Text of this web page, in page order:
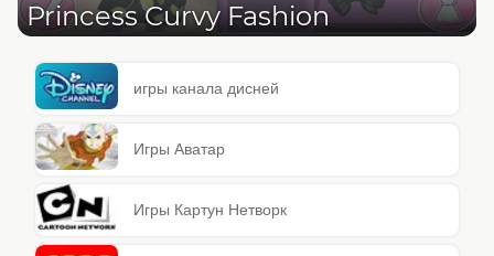
Princess Curvy Fashion
игры канала дисней
Игры Аватар
Игры Картун Нетворк